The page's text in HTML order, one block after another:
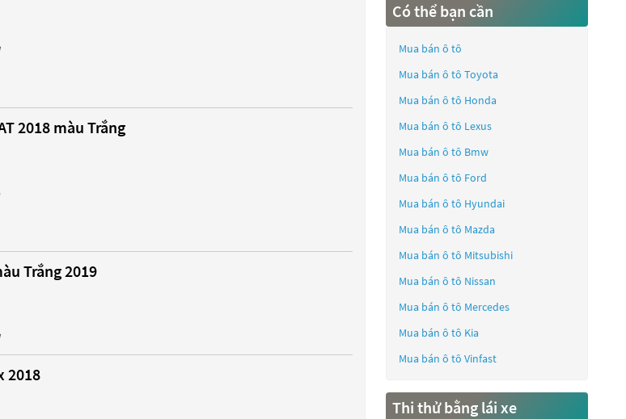
2018 màu Trắng
Trắng 2019
2018
Có thể bạn cần
Mua bán ô tô
Mua bán ô tô Toyota
Mua bán ô tô Honda
Mua bán ô tô Lexus
Mua bán ô tô Bmw
Mua bán ô tô Ford
Mua bán ô tô Hyundai
Mua bán ô tô Mazda
Mua bán ô tô Mitsubishi
Mua bán ô tô Nissan
Mua bán ô tô Mercedes
Mua bán ô tô Kia
Mua bán ô tô Vinfast
Thi thử bằng lái xe